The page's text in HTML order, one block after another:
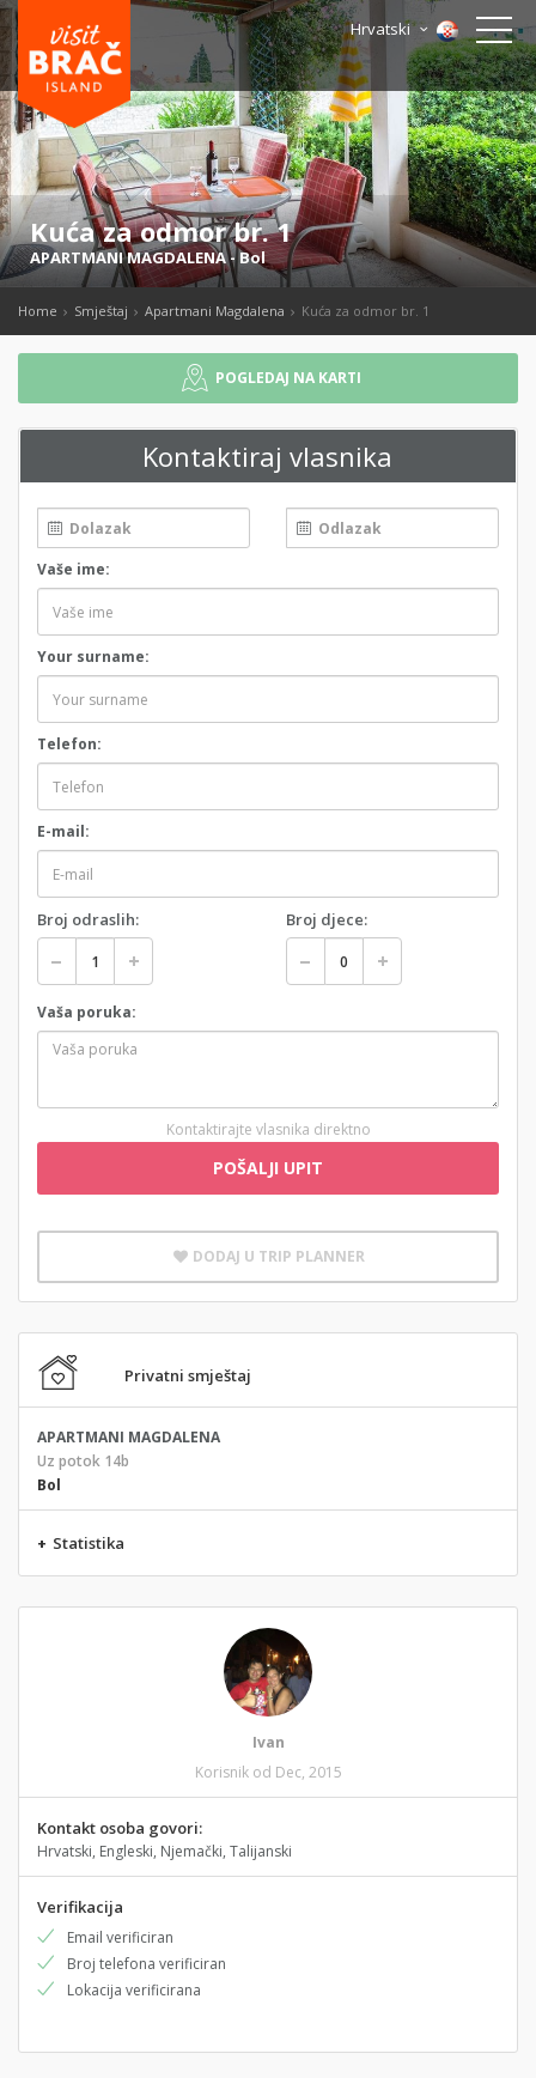
Hrvatski
Kuća za odmor br. 1
APARTMANI MAGDALENA-Bol
Home Smještaj Apartmani Magdalena Kuća za odmor br. 1
POGLEDAJ NA KARTI
Kontaktiraj vlasnika
Vaše ime:
Your surname:
Telefon:
E-mail:
Broj odraslih: Broj djece:
Vaša poruka:
Kontaktirajte vlasnika direktno
POŠALJI UPIT
DODAJ U TRIP PLANNER
Privatni smještaj
APARTMANI MAGDALENA
Uz potok 14b
Bol
+ Statistika
Ivan
Korisnik od Dec, 2015
Kontakt osoba govori:
Hrvatski, Engleski, Njemački, Talijanski
Verifikacija
Email verificiran
Broj telefona verificiran
Lokacija verificirana